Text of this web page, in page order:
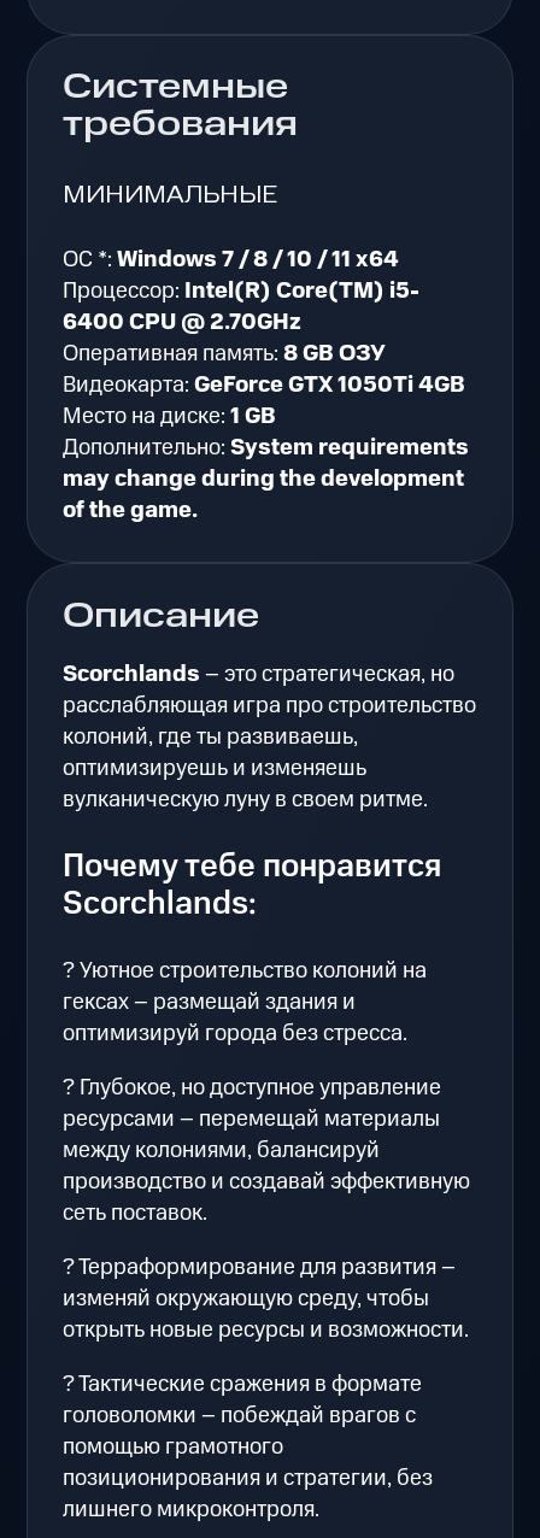
Описание
Scorchlands– это стратегическая, но
расслабляющая игра про строительство
колоний, где ты развиваешь,
оптимизируешь и изменяешь
вулканическую луну в своем ритме.
Почему тебе понравится
Scorchlands:
? Уютное строительство колоний на
гексах – размещай здания и
оптимизируй города без стресса.
? Глубокое, но доступное управление
ресурсами – перемещай материалы
между колониями, балансируй
производство и создавай эффективную
сеть поставок.
? Терраформирование для развития –
изменяй окружающую среду, чтобы
открыть новые ресурсы и возможности.
? Тактические сражения в формате
головоломки – побеждай врагов с
помощью грамотного
позиционирования и стратегии, без
лишнего микроконтроля.
Системные
требования
МИНИМАЛЬНЫЕ
ОС *:Windows 7 / 8 / 10 / 11 x64
Процессор: Intel(R) Core(TM) i5-
6400 CPU @ 2.70GHz
Оперативная память:8 GB ОЗУ
Видеокарта:GeForce GTX 1050Ti 4GB
Место на диске:1 GB
Дополнительно:System requirements
may change during the development
of the game.